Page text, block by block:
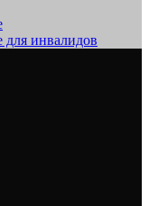
для инвалидов